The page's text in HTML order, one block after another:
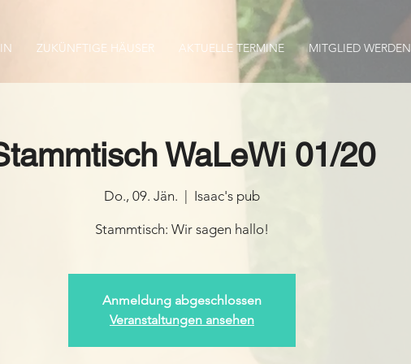
ZUKÜNFTIGE HÄUSER AKTUELLE TERMINE MITGLIED WERDEN
WaLeWi 01/20
Do., 09. Jän. Isaac's pub
Stammtisch: Wir sagen hallo!
Anmeldung abgeschlossen
Veranstaltungen ansehen